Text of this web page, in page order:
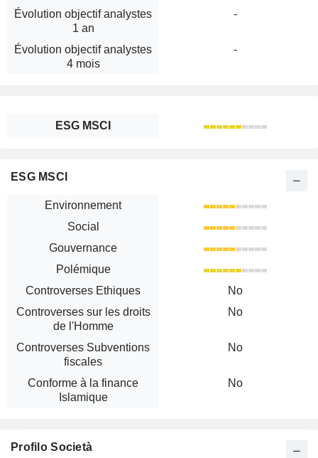
Évolution objectif analystes
1 an
-
Évolution objectif analystes
4 mois
-
ESG MSCI
ESG MSCI
Environnement
Social
Gouvernance
Polémique
Controverses Ethiques
No
Controverses sur les droits
de l'Homme
No
Controverses Subventions
fiscales
No
Conforme à la finance
Islamique
No
Profilo Società